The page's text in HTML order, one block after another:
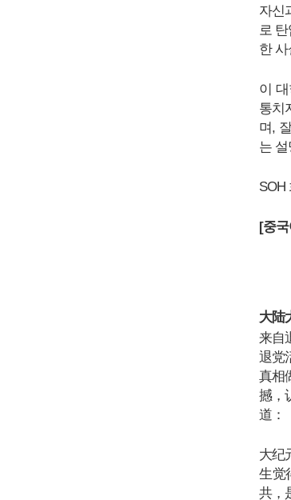
자신
로
한
이
통치
며,
는
SOH
[중
大陆
来自
退党
真相
撼，
道：
大纪
生觉
共，